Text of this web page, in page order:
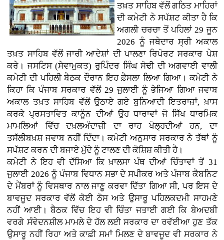
ਤਖ਼ਤ ਸਾਹਿਬ ਵੱਲੋਂ ਗਠਿਤ ਮਾਹਿਰਾਂ
ਦੀ ਕਮੇਟੀ ਨੇ ਸਪੱਸ਼ਟ ਕੀਤਾ ਹੈ ਕਿ
ਅਗਲੀ ਚਰਚਾ ਤੋਂ ਪਹਿਲਾਂ 29 ਜੂਨ
2026 ਨੂੰ ਜਥੇਦਾਰ ਸ੍ਰੀ ਅਕਾਲ
ਤਖ਼ਤ ਸਾਹਿਬ ਵੱਲੋਂ ਜਾਰੀ ਆਦੇਸ਼ਾਂ ਦੀ ਪਾਲਣਾ ਰਿਪੋਰਟ ਸਰਕਾਰ ਪੇਸ਼
ਕਰੇ। ਜਸਟਿਸ (ਸੇਵਾਮੁਕਤ) ਰੁਪਿੰਦਰ ਸਿੰਘ ਸੋਢੀ ਦੀ ਅਗਵਾਈ ਵਾਲੀ
ਕਮੇਟੀ ਦੀ ਪਹਿਲੀ ਬੈਠਕ ਦੌਰਾਨ ਇਹ ਫ਼ੈਸਲਾ ਲਿਆ ਗਿਆ। ਕਮੇਟੀ ਨੇ
ਕਿਹਾ ਕਿ ਪੰਜਾਬ ਸਰਕਾਰ ਵੱਲੋਂ 29 ਜੁਲਾਈ ਨੂੰ ਭੇਜਿਆ ਗਿਆ ਜਵਾਬ
ਅਕਾਲ ਤਖ਼ਤ ਸਾਹਿਬ ਵੱਲੋਂ ਉਠਾਏ ਗਏ ਬੁਨਿਆਦੀ ਇਤਰਾਜ਼ਾਂ, ਖ਼ਾਸ
ਕਰਕੇ ਪ੍ਰਸਤਾਵਿਤ ਕਾਨੂੰਨ ਦੀਆਂ ਉਹ ਧਾਰਾਵਾਂ ਜੋ ਸਿੱਖ ਧਾਰਮਿਕ
ਮਾਮਲਿਆਂ ਵਿੱਚ ਦਖ਼ਲਅੰਦਾਜ਼ੀ ਦਾ ਰਾਹ ਖੋਲ੍ਹਦੀਆਂ ਹਨ, ਦਾ
ਤਸੱਲੀਬਖ਼ਸ਼ ਜਵਾਬ ਨਹੀਂ ਦਿੰਦਾ। ਕਮੇਟੀ ਅਨੁਸਾਰ ਸਰਕਾਰ ਨੇ ਤੱਥਾਂ ਨੂੰ
ਸਪੱਸ਼ਟ ਕਰਨ ਦੀ ਬਜਾਏ ਮੁੱਦੇ ਨੂੰ ਟਾਲਣ ਦੀ ਕੋਸ਼ਿਸ਼ ਕੀਤੀ ਹੈ।
ਕਮੇਟੀ ਨੇ ਇਹ ਵੀ ਦੱਸਿਆ ਕਿ ਖ਼ਾਲਸਾ ਪੰਥ ਦੀਆਂ ਚਿੰਤਾਵਾਂ ਤੋਂ 31
ਜੁਲਾਈ 2026 ਨੂੰ ਪੰਜਾਬ ਵਿਧਾਨ ਸਭਾ ਦੇ ਸਪੀਕਰ ਅਤੇ ਪੰਜਾਬ ਕੈਬਨਿਟ
ਦੇ ਮੈਂਬਰਾਂ ਨੂੰ ਵਿਸਥਾਰ ਨਾਲ ਜਾਣੂ ਕਰਵਾ ਦਿੱਤਾ ਗਿਆ ਸੀ, ਪਰ ਇਸ ਦੇ
ਬਾਵਜੂਦ ਸਰਕਾਰ ਵੱਲੋਂ ਕੋਈ ਠੋਸ ਅਤੇ ਉਸਾਰੂ ਪਹਿਲਕਦਮੀ ਸਾਹਮਣੇ
ਨਹੀਂ ਆਈ। ਬੈਠਕ ਵਿੱਚ ਇਹ ਵੀ ਚਿੰਤਾ ਜਤਾਈ ਗਈ ਕਿ ਬੇਅਦਬੀ
ਵਰਗੇ ਸੰਵੇਦਨਸ਼ੀਲ ਮਾਮਲੇ ਦੇ ਹੱਲ ਲਈ ਸਰਕਾਰ ਦਾ ਰਵੱਈਆ ਹੁਣ ਤੱਕ
ਉਸਾਰੂ ਨਹੀਂ ਰਿਹਾ ਅਤੇ ਕਾਫ਼ੀ ਸਮਾਂ ਮਿਲਣ ਦੇ ਬਾਵਜੂਦ ਵੀ ਸਰਕਾਰ ਨੇ